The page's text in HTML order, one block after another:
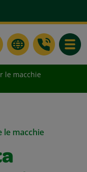
le macchie
le macchie